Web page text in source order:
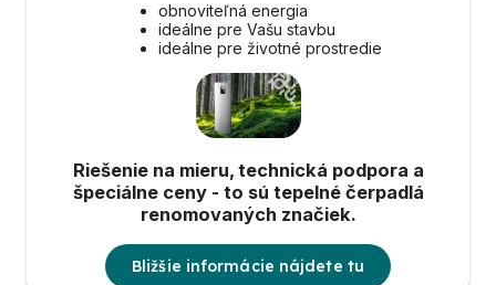
obnoviteľná energia
ideálne pre Vašu stavbu
ideálne pre životné prostredie
Riešenie na mieru, technická podpora a
špeciálne ceny - to sú tepelné čerpadlá
renomovaných značiek.
Bližšie informácie nájdete tu